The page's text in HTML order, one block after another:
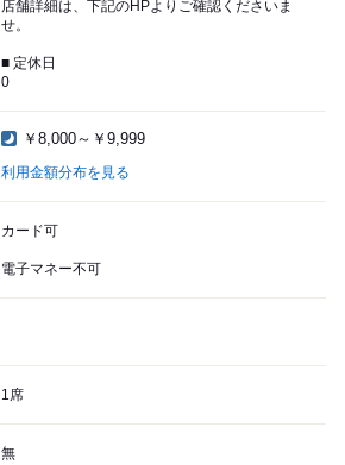
店舗詳細は、下記のHPよりご確認くださいま
せ。
■ 定休日
0
￥8,000～￥9,999
利用金額分布を見る
カード可
電子マネー不可
1席
無